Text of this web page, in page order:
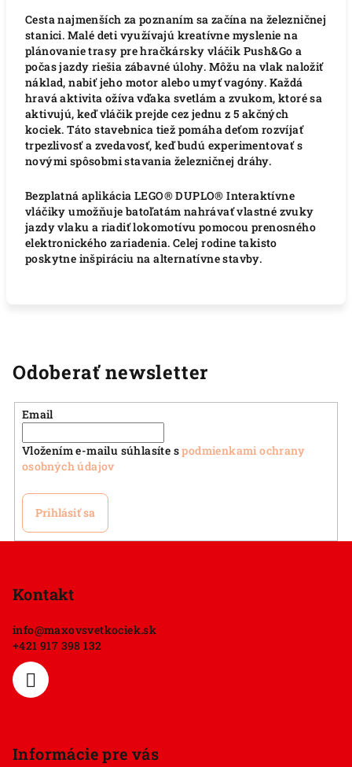
Cesta najmenších za poznaním sa začína na železničnej
stanici. Malé deti využívajú kreatívne myslenie na
plánovanie trasy pre hračkársky vláčik Push&Go a
počas jazdy riešia zábavné úlohy. Môžu na vlak naložiť
náklad, nabiť jeho motor alebo umyť vagóny. Každá
hravá aktivita ožíva vďaka svetlám a zvukom, ktoré sa
aktivujú, keď vláčik prejde cez jednu z 5 akčných
kociek. Táto stavebnica tiež pomáha deťom rozvíjať
trpezlivosť a zvedavosť, keď budú experimentovať s
novými spôsobmi stavania železničnej dráhy.
Bezplatná aplikácia LEGO® DUPLO® Interaktívne
vláčiky umožňuje batoľatám nahrávať vlastné zvuky
jazdy vlaku a riadiť lokomotívu pomocou prenosného
elektronického zariadenia. Celej rodine takisto
poskytne inšpiráciu na alternatívne stavby.
Odoberať newsletter
Email
Vložením e-mailu súhlasíte spodmienkami ochrany
osobných údajov
Prihlásiť sa
Kontakt
info@maxovsvetkociek.sk
+421 917 398 132
Informácie pre vás